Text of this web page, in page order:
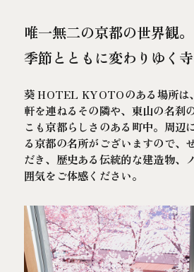
唯一無二の京都の世界観。
季節とともに変わりゆく寺
葵 HOTEL KYOTOのある場所は
軒を連ねるその隣や、東山の名刹
こも京都らしさのある町中。 周辺
る京都の名所がございますので、
だき、 歴史ある伝統的な建造物、
囲気をご体感ください。
ご予約
サイトポリシー
TEL.075-354-
予約確認
予約
予約変更
会員